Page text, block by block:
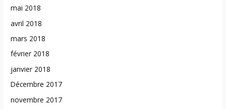
mai 2018
avril 2018
mars 2018
février 2018
janvier 2018
Décembre 2017
novembre 2017